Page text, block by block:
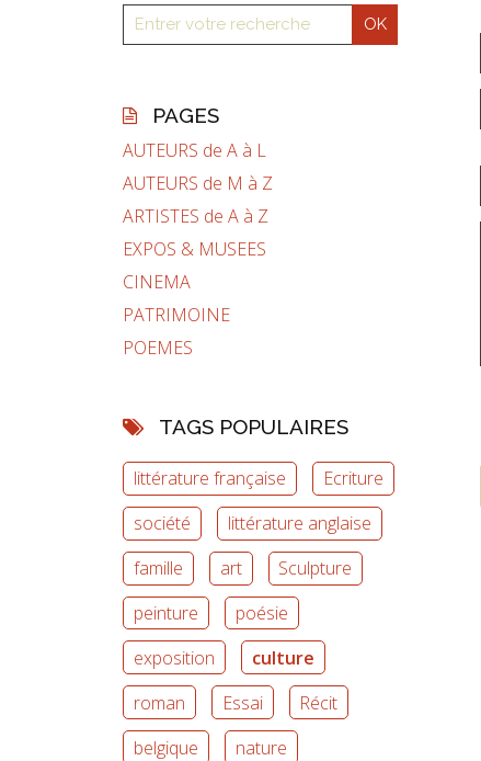
PAGES
AUTEURS de A à L
AUTEURS de M à Z
ARTISTES de A à Z
EXPOS & MUSEES
CINEMA
PATRIMOINE
POEMES
TAGS POPULAIRES
littérature française
Ecriture
société
littérature anglaise
famille
art
Sculpture
peinture
poésie
exposition
culture
roman
Essai
Récit
belgique
nature